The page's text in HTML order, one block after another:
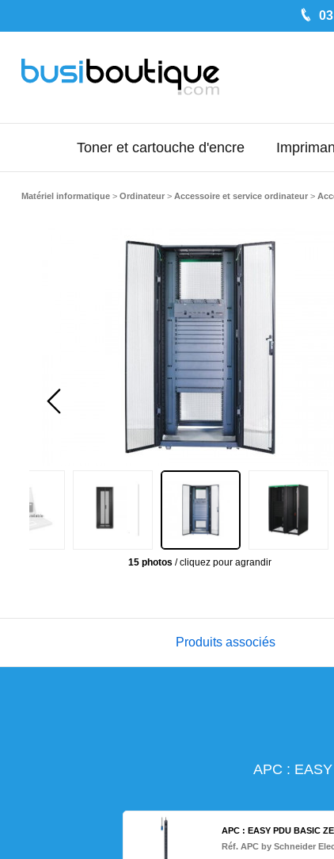
Toner et cartouche d'encre
Matériel informatique > Ordinateur > Accessoire et service ordinateur >
15 photos / cliquez pour agrandir
Produits associés
APC :
APC : EASY PDU BASIC
Réf. APC by Schneider